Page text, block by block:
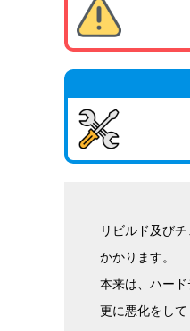
リビルド及び
かかります。
本来は、ハー
更に悪化をして